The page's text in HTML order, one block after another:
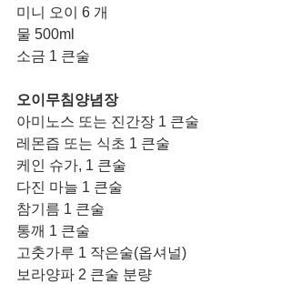
미니 오이 6 개
물 500ml
소금 1 큰술
오이무침양념장
아미노스 또는 진간장 1 큰술
레몬즙 또는 식초 1 큰술
케인 슈가, 1 큰술
다진 마늘 1 큰술
참기름 1 큰술
통깨 1 큰술
고춧가루 1 작은술(옵셔널)
보라양파 2 큰술 분량